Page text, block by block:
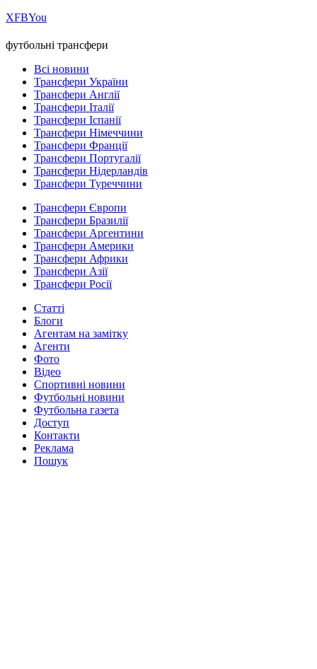
ХFBYou
футбольні трансфери
Всі новини
Трансфери України
Трансфери Англії
Трансфери Італії
Трансфери Іспанії
Трансфери Німеччини
Трансфери Франції
Трансфери Португалії
Трансфери Нідерландів
Трансфери Туреччини
Трансфери Європи
Трансфери Бразилії
Трансфери Аргентини
Трансфери Америки
Трансфери Африки
Трансфери Азії
Трансфери Росії
Статті
Блоги
Агентам на замітку
Агенти
Фото
Відео
Спортивні новини
Футбольні новини
Футбольна газета
Доступ
Контакти
Реклама
Пошук